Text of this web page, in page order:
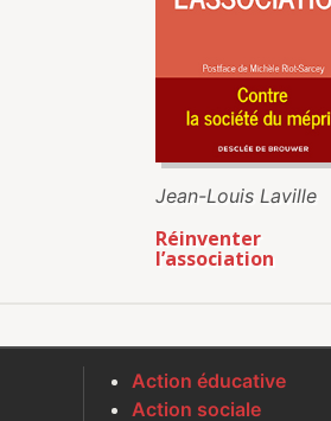
Jean-Louis Laville
Réinventer
l’association
Action éducative
Action sociale